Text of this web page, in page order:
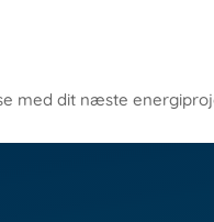
med dit næste